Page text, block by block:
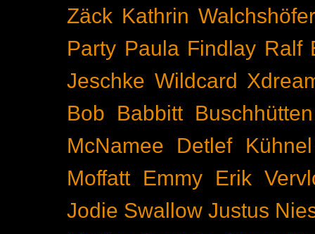
Zäck Kathrin Walchshöfer
Party Paula Findlay Ralf
Jeschke Wildcard
Bob Babbitt Buschhütten
McNamee
Detlef Kühnel
Moffatt
Emmy
Erik
Jodie Swallow Justus